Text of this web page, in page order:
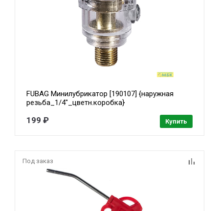
FUBAG Минилубрикатор [190107] {наружная
резьба_1/4"_цветн.коробка}
199 ₽ Купить
Под заказ